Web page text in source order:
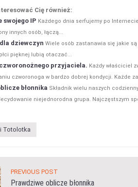
Cię również:
swojego IP Każdego dnia serfujemy po
innych osób, łączą...
dziewczyn Wiele osób zastanawia się jakie
pięknej lubią otaczać...
przyjaciela. Każdy właściciel
czworonoga w bardzo dobrej kondycji. Każde
błonnika Składnik wielu naszych
niejednorodna grupa. Najczęstszym
Totolotka
PREVIOUS POST
Prawdziwe oblicze błonnika